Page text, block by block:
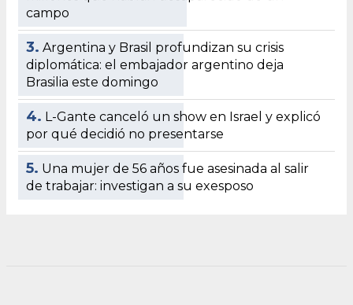
campo
3. Argentina y Brasil profundizan su crisis
diplomática: el embajador argentino deja
Brasilia este domingo
4. L-Gante canceló un show en Israel y explicó
por qué decidió no presentarse
5. Una mujer de 56 años fue asesinada al salir
de trabajar: investigan a su exesposo